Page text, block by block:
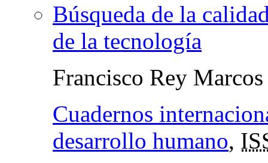
Búsqueda de la
de la tecnología
Francisco Rey Marcos
Cuadernos
desarrollo humano,